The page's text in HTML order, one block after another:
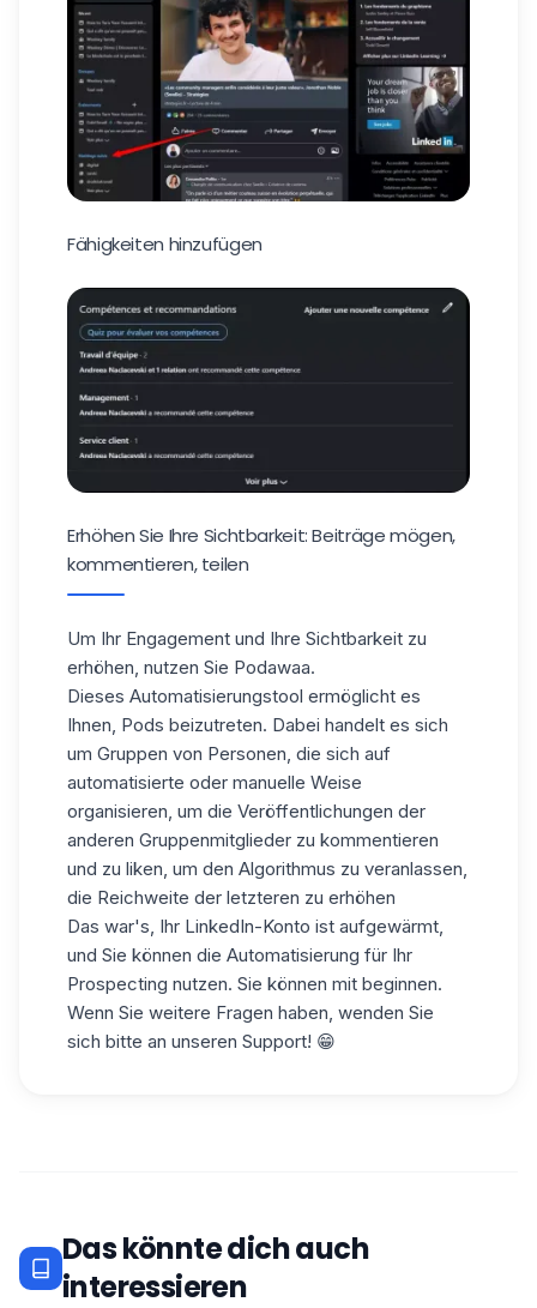
Fähigkeiten hinzufügen
Erhöhen Sie Ihre Sichtbarkeit: Beiträge mögen,
kommentieren, teilen
Um Ihr Engagement und Ihre Sichtbarkeit zu
erhöhen, nutzen Sie Podawaa.
Dieses Automatisierungstool ermöglicht es
Ihnen, Pods beizutreten. Dabei handelt es sich
um Gruppen von Personen, die sich auf
automatisierte oder manuelle Weise
organisieren, um die Veröffentlichungen der
anderen Gruppenmitglieder zu kommentieren
und zu liken, um den Algorithmus zu veranlassen,
die Reichweite der letzteren zu erhöhen
Das war's, Ihr LinkedIn-Konto ist aufgewärmt,
und Sie können die Automatisierung für Ihr
Prospecting nutzen. Sie können mit beginnen.
Wenn Sie weitere Fragen haben, wenden Sie
sich bitte an unseren Support! 😁
Das könnte dich auch
interessieren